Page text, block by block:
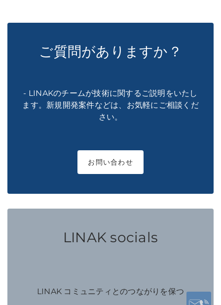
ご質問がありますか？
- LINAKのチームが技術に関するご説明をいたし
ます。新規開発案件などは、お気軽にご相談くだ
さい。
お問い合わせ
LINAK socials
LINAK コミュニティとのつながりを保つ